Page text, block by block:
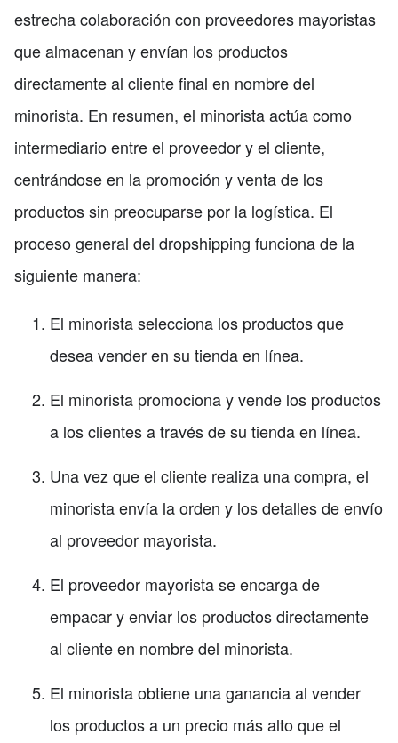
estrecha colaboración con proveedores mayoristas
que almacenan y envían los productos
directamente al cliente final en nombre del
minorista. En resumen, el minorista actúa como
intermediario entre el proveedor y el cliente,
centrándose en la promoción y venta de los
productos sin preocuparse por la logística. El
proceso general del dropshipping funciona de la
siguiente manera:
El minorista selecciona los productos que
desea vender en su tienda en línea.
El minorista promociona y vende los productos
a los clientes a través de su tienda en línea.
Una vez que el cliente realiza una compra, el
minorista envía la orden y los detalles de envío
al proveedor mayorista.
El proveedor mayorista se encarga de
empacar y enviar los productos directamente
al cliente en nombre del minorista.
El minorista obtiene una ganancia al vender
los productos a un precio más alto que el